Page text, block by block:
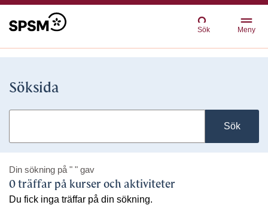
Sök Meny
Söksida
Sök
Din sökning på " " gav
0 träffar på kurser och aktiviteter
Du fick inga träffar på din sökning.